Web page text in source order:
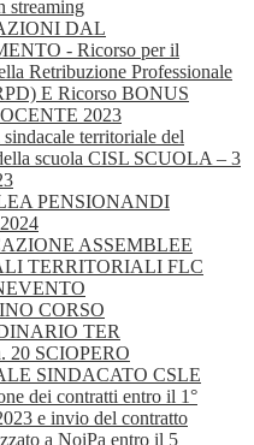
streaming
DAL
- Ricorso per il
Retribuzione Professionale
E Ricorso BONUS
2023
sindacale territoriale del
scuola CISL SCUOLA – 3
PENSIONANDI
ASSEMBLEE
TERRITORIALI FLC
CORSO
TER
20 SCIOPERO
SINDACATO CSLE
dei contratti entro il 1°
e invio del contratto
a NoiPa entro il 5